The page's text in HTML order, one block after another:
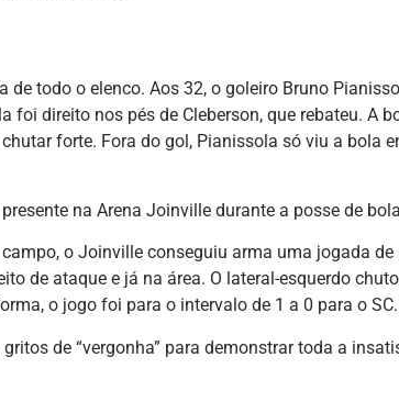
de todo o elenco. Aos 32, o goleiro Bruno
direito nos pés de Cleberson, que rebateu. A
forte. Fora do gol, Pianissola só viu a bola
na Arena Joinville durante a posse de
o Joinville conseguiu arma uma jogada de
de ataque e já na área. O lateral-esquerdo
o jogo foi para o intervalo de 1 a 0 para o SC.
de “vergonha” para demonstrar toda a